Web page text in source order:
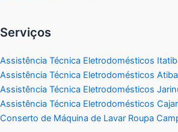
Serviços
Assistência Técnica Eletrodomésticos
Assistência Técnica Eletrodomésticos
Assistência Técnica Eletrodomésticos
Assistência Técnica Eletrodomésticos
Conserto de Máquina de Lavar Roupa